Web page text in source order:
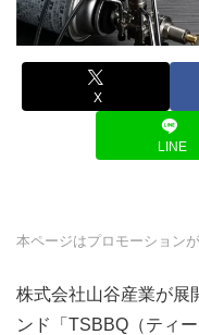
X
LINE
本ページはプロモーション
株式会社山谷産業が展
ンド「TSBBQ（ティ